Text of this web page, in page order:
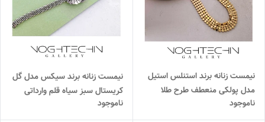
نیمست زنانه برند استنلس استیل
مدل پولکی منعطف طرح طلا
وارداتی
ناموجود
نیمست زنانه برند سیکس مدل گل
کریستال سبز سیاه قلم وارداتی
ناموجود